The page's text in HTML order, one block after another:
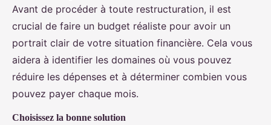
Avant de procéder à toute restructuration, il est
crucial de faire un budget réaliste pour avoir un
portrait clair de votre situation financière. Cela vous
aidera à identifier les domaines où vous pouvez
réduire les dépenses et à déterminer combien vous
pouvez payer chaque mois.
Choisissez la bonne solution